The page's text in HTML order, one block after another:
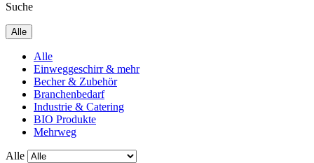
Suche
Alle
Alle
Einweggeschirr & mehr
Becher & Zubehör
Branchenbedarf
Industrie & Catering
BIO Produkte
Mehrweg
Alle